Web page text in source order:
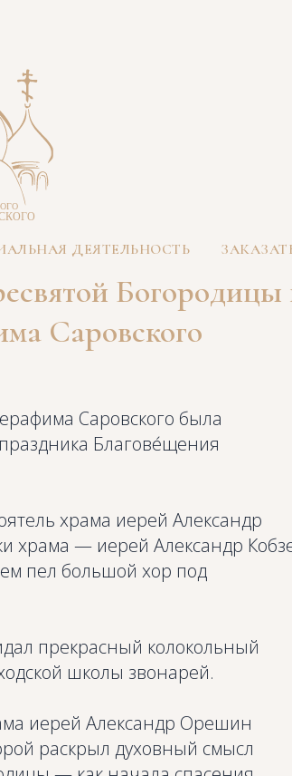
ДЕЯТЕЛЬНОСТЬ
Богородицы
Саровского
Саровского была
Благове́щения
храма иерей Александр
храма — иерей Александр
пел большой хор под
прекрасный колокольный
школы звонарей.
иерей Александр Орешин
раскрыл духовный смысл